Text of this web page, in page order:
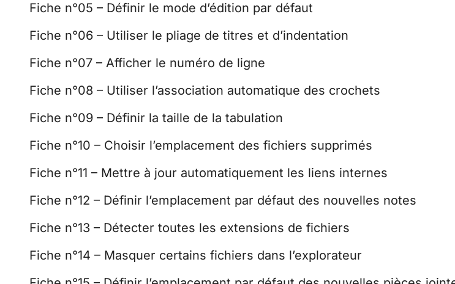
Fiche n°05 – Définir le mode d’édition par défaut
Fiche n°06 – Utiliser le pliage de titres et d’indentation
Fiche n°07 – Afficher le numéro de ligne
Fiche n°08 – Utiliser l’association automatique des crochets
Fiche n°09 – Définir la taille de la tabulation
Fiche n°10 – Choisir l’emplacement des fichiers supprimés
Fiche n°11 – Mettre à jour automatiquement les liens internes
Fiche n°12 – Définir l’emplacement par défaut des nouvelles notes
Fiche n°13 – Détecter toutes les extensions de fichiers
Fiche n°14 – Masquer certains fichiers dans l’explorateur